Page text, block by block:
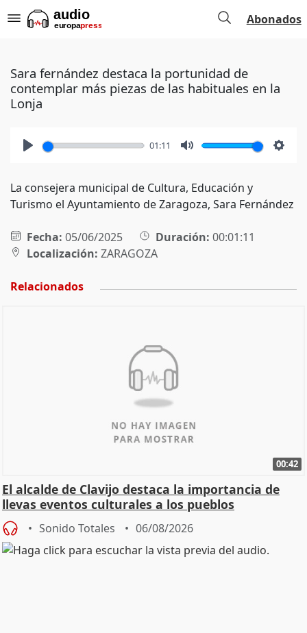
Abonados
Sara fernández destaca la portunidad de
contemplar más piezas de las habituales en la
Lonja
01:11
La consejera municipal de Cultura, Educación y
Turismo el Ayuntamiento de Zaragoza, Sara Fernández
Fecha: 05/06/2025 Duración: 00:01:11
Localización: ZARAGOZA
Relacionados
00:42
El alcalde de Clavijo destaca la importancia de
llevas eventos culturales a los pueblos
Sonido Totales 06/08/2026